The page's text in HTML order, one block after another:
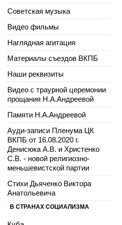
Советская музыка
Видео фильмы
Наглядная агитация
Материалы съездов ВКПБ
Наши реквизиты
Видео с траурной церемонии
прощания Н.А.Андреевой
Памяти Н.А.Андреевой
Ауди-записи Пленума ЦК
ВКПБ от 16.08.2020 г.
Денисюка А.В. и Христенко
С.В. - новой религиозно-
меньшевистской партии
Стихи Дьяченко Виктора
Анатольевича
В СТРАНАХ СОЦИАЛИЗМА